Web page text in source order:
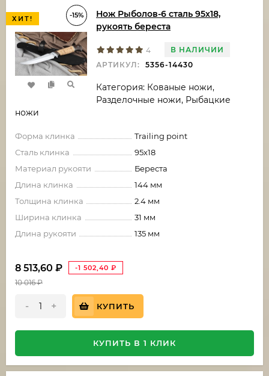
ХИТ! -15%
Нож Рыболов-6 сталь 95х18,
рукоять береста
4
В НАЛИЧИИ
АРТИКУЛ:
5356-14430
Категория: Кованые ножи,
Разделочные ножи, Рыбацкие
ножи
Форма клинка
Trailing point
Сталь клинка
95х18
Материал рукояти
Береста
Длина клинка
144 мм
Толщина клинка
2.4 мм
Ширина клинка
31 мм
Длина рукояти
135 мм
8 513,60 ₽ -1 502,40 ₽
10 016₽
- + КУПИТЬ
КУПИТЬ В 1 КЛИК